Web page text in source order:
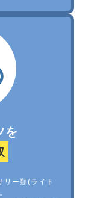
を
リー類(ライト